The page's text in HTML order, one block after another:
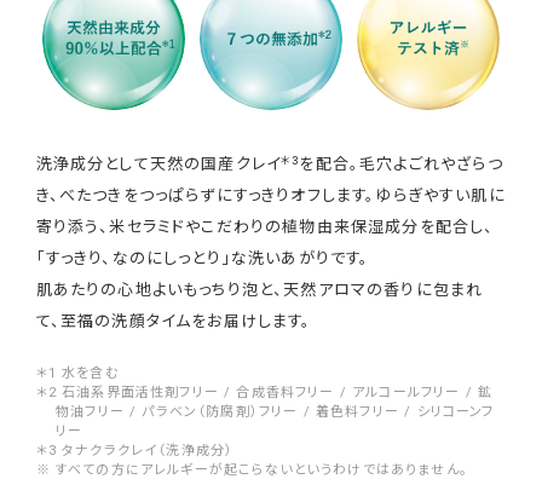
洗浄成分として天然の国産クレイ＊3 を配合。毛穴よごれやざらつ
き、べたつきをつっぱらずにすっきりオフします。ゆらぎやすい肌に
寄り添う、米セラミドやこだわりの植物由来保湿成分を配合し、
「すっきり、なのにしっとり」な洗いあがりです。
肌あたりの心地よいもっちり泡と、天然アロマの香りに包まれ
て、至福の洗顔タイムをお届けします。
＊1 水を含む
＊2 石油系界面活性剤フリー / 合成香料フリー / アルコールフリー / 鉱
物油フリー / パラベン（防腐剤）フリー / 着色料フリー / シリコーンフ
リー
＊3 タナクラクレイ（洗浄成分）
※ すべての方にアレルギーが起こらないというわけではありません。